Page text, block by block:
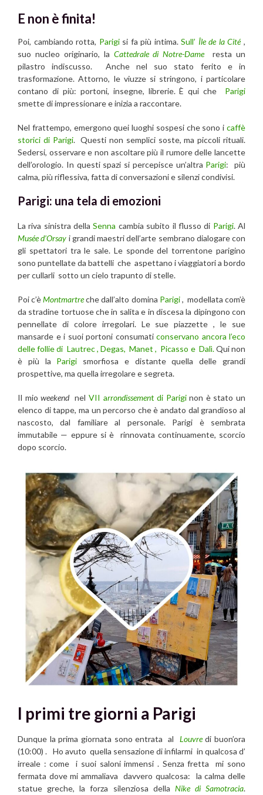
E non è finita!
Poi, cambiando rotta, Parigisi fa più intima.Sull’ Île de la Cité,
suo nucleo originario, la Cattedrale di Notre-Dame
resta un
pilastro indiscusso. Anche nel suo stato ferito e in
trasformazione. Attorno, le viuzze si stringono, i particolare
contano di più: portoni, insegne, librerie. È qui che Parigi
smette di impressionare e inizia a raccontare.
Nel frattempo, emergono quei luoghi sospesi che sono i caffè
storici di Parigi. Questi non semplici soste, ma piccoli rituali.
Sedersi, osservare e non ascoltare più il rumore delle lancette
dell’orologio. In questi spazi si percepisce un’altra Parigi: più
calma, più riflessiva, fatta di conversazioni e silenzi condivisi.
Parigi: una tela di emozioni
La riva sinistra dellaSenna cambia subito il flusso di Parigi. Al
Musée d’Orsay i grandi maestri dell’arte sembrano dialogare con
gli spettatori tra le sale. Le sponde del torrentone parigino
sono puntellate da battelli che aspettano i viaggiatori a bordo
per cullarli sotto un cielo trapunto di stelle.
Poi c’èMontmartreche dall’alto domina Parigi, modellata com’è
da stradine tortuose che in salita e in discesa la dipingono con
pennellate di colore irregolari. Le sue piazzette , le sue
mansarde e i suoi portoni consumati conservano ancora l’eco
delle follie di Lautrec , Degas, Manet , Picasso e Dalì.Qui non
è più la Parigi smorfiosa e distante quella delle grandi
prospettive, ma quella irregolare e segreta.
Il mioweekend nel VII arrondissement di Pariginon è stato un
elenco di tappe, ma un percorso che è andato dal grandioso al
nascosto, dal familiare al personale. Parigi è sembrata
immutabile — eppure si è rinnovata continuamente, scorcio
dopo scorcio.
I primi tre giorni a Parigi
Dunque la prima giornata sono entrata al Louvredi buon’ora
(10:00) . Ho avuto quella sensazione di infilarmi in qualcosa d’
irreale : come i suoi saloni immensi . Senza fretta mi sono
fermata dove mi ammaliava davvero qualcosa: la calma delle
statue greche, la forza silenziosa della Nike di Samotracia.